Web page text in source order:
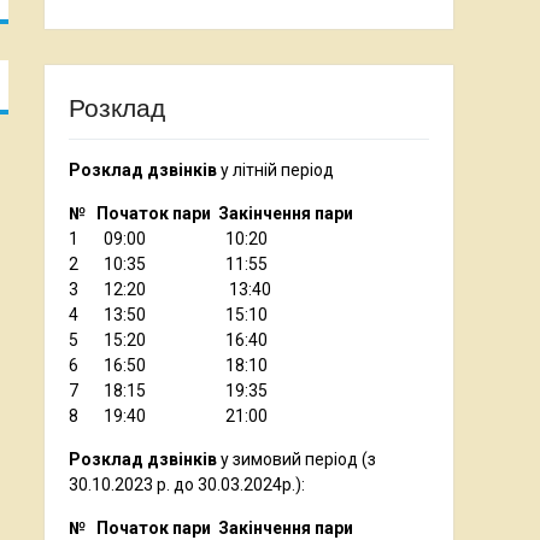
Розклад
Розклад дзвінківу літній період
№ Початок пари Закінчення пари
1 09:00 10:20
2 10:35 11:55
3 12:20 13:40
4 13:50 15:10
5 15:20 16:40
6 16:50 18:10
7 18:15 19:35
8 19:40 21:00
Розклад дзвінківу зимовий період (з
30.10.2023 р. до 30.03.2024р.):
№ Початок пари Закінчення пари